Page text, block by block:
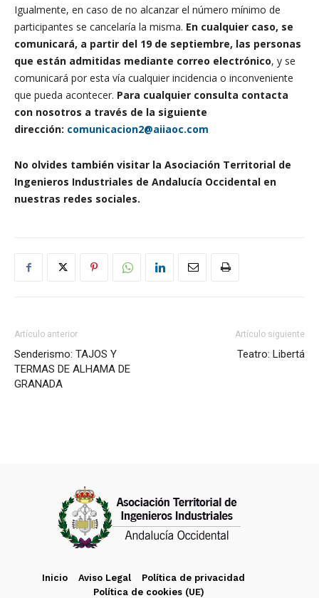
Igualmente, en caso de no alcanzar el número mínimo de
participantes se cancelaría la misma. En cualquier caso, se
comunicará, a partir del 19 de septiembre, las personas
que están admitidas mediante correo electrónico, y se
comunicará por esta vía cualquier incidencia o inconveniente
que pueda acontecer. Para cualquier consulta contacta
con nosotros a través de la siguiente
dirección: comunicacion2@aiiaoc.com
No olvides también visitar la Asociación Territorial de
Ingenieros Industriales de Andalucía Occidental en
nuestras redes sociales.
Artículo anterior
Senderismo: TAJOS Y
TERMAS DE ALHAMA DE
GRANADA
Artículo siguiente
Teatro: Libertá
Inicio Aviso Legal
Política de privacidad
Política de cookies (UE)